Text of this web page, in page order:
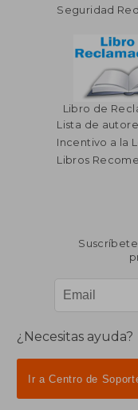
Seguridad
Libro de
Lista de
Incentivo a la
Libros
¿Necesitas ayuda?
Ir a Centro de